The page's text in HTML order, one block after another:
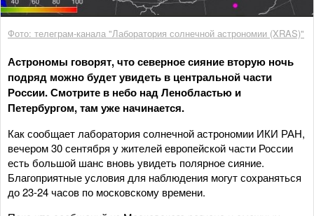
Фото: телеграм-канала "Лаборатория солнечной астрономии (XRAS)"
Астрономы говорят, что северное сияние вторую ночь
подряд можно будет увидеть в центральной части
России. Смотрите в небо над Ленобластью и
Петербургом, там уже начинается.
Как сообщает лаборатория солнечной астрономии ИКИ РАН,
вечером 30 сентября у жителей европейской части России
есть большой шанс вновь увидеть полярное сияние.
Благоприятные условия для наблюдения могут сохраняться
до 23-24 часов по московскому времени.